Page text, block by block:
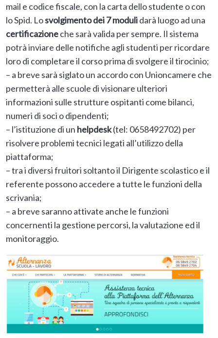
mail e codice fiscale, con la carta dello studente o con
lo Spid. Losvolgimento dei 7 modulidarà luogo ad una
certificazioneche sarà valida per sempre. Il sistema
potrà inviare delle notifiche agli studenti per ricordare
loro di completare il corso prima di svolgere il tirocinio;
– a breve sarà siglato un accordo con Unioncamere che
permetterà alle scuole di visionare ulteriori
informazioni sulle strutture ospitanti come bilanci,
numeri di soci o dipendenti;
– l’istituzione di un helpdesk(tel: 0658492702) per
risolvere problemi tecnici legati all’utilizzo della
piattaforma;
– tra i diversi fruitori soltanto il Dirigente scolastico e il
referente possono accedere a tutte le funzioni della
scrivania;
– a breve saranno attivate anche le funzioni
concernenti la gestione percorsi, la valutazione ed il
monitoraggio.